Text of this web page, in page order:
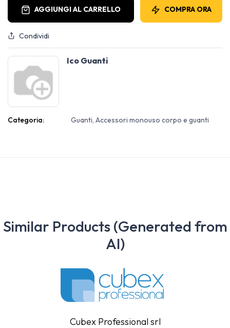
AGGIUNGI AL CARRELLO COMPRA ORA
Condividi
Ico Guanti
Categoria: Guanti, Accessori monouso corpo e guanti
Similar Products (Generated from
AI)
Cubex Professional srl